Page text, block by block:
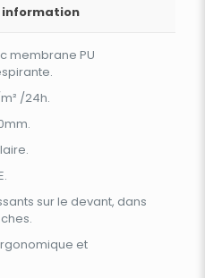
membrane PU
/24h.
sur le devant, dans
et